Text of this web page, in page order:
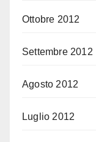
Ottobre 2012
Settembre 2012
Agosto 2012
Luglio 2012